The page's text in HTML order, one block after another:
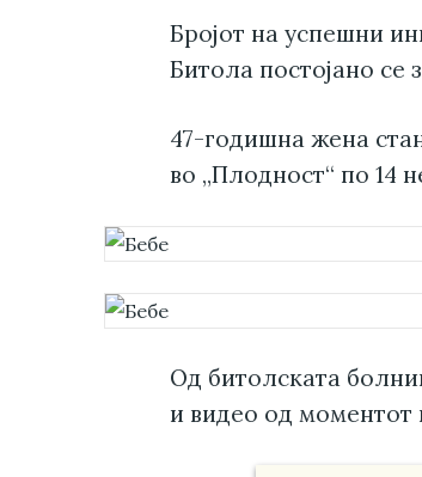
Бројот на успешни
Битола постојано се
47-годишна жена
во „Плодност“ по 14
Од битолската
и видео од моментот